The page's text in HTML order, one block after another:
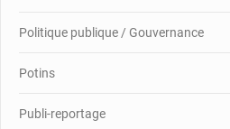
Politique publique / Gouvernance
Potins
Publi-reportage